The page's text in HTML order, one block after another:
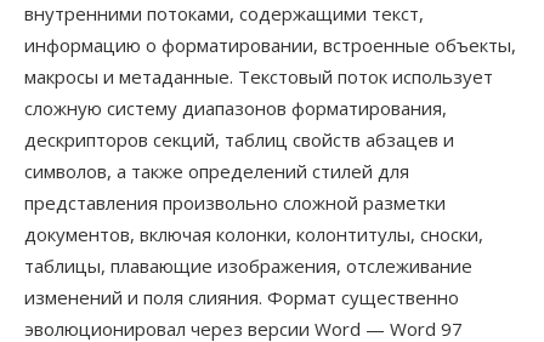
внутренними потоками, содержащими текст,
информацию о форматировании, встроенные объекты,
макросы и метаданные. Текстовый поток использует
сложную систему диапазонов форматирования,
дескрипторов секций, таблиц свойств абзацев и
символов, а также определений стилей для
представления произвольно сложной разметки
документов, включая колонки, колонтитулы, сноски,
таблицы, плавающие изображения, отслеживание
изменений и поля слияния. Формат существенно
эволюционировал через версии Word — Word 97